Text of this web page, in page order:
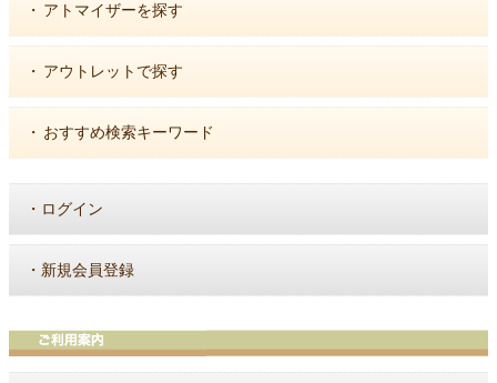
・ アトマイザーを探す
・ アウトレットで探す
・ おすすめ検索キーワード
・ ログイン
・ 新規会員登録